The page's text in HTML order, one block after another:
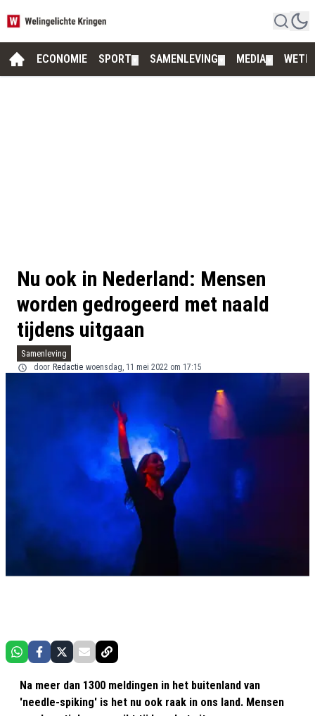
ECONOMIE SPORT SAMENLEVING MEDIA
Nu ook in Nederland: Mensen
worden gedrogeerd met naald
tijdens uitgaan
Samenleving
door Redactie woensdag, 11 mei 2022 om 17:15
Na meer dan 1300 meldingen in het buitenland van
'needle-spiking' is het nu ook raak in ons land. Mensen